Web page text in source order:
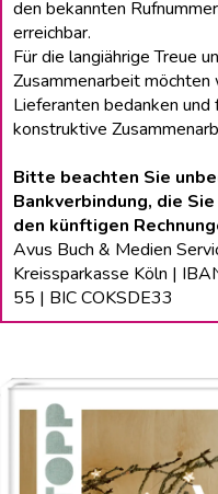
den bekannten
erreichbar.
Für die langiährige Treue
Zusammenarbeit möchten
Lieferanten bedanken
konstruktive
Bitte beachten Sie
Bankverbindung, die
den künftigen
Avus Buch & Medien
Kreissparkasse Köln |
55 | BIC COKSDE33